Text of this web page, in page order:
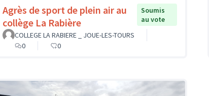
Agrès de sport de plein air au
collège La Rabière
Soumis
au vote
COLLEGE LA RABIERE _ JOUE-LES-TOURS
0
0